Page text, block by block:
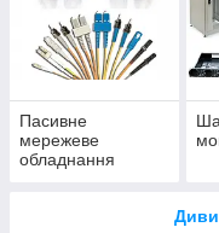
Пасивне
мережеве
обладнання